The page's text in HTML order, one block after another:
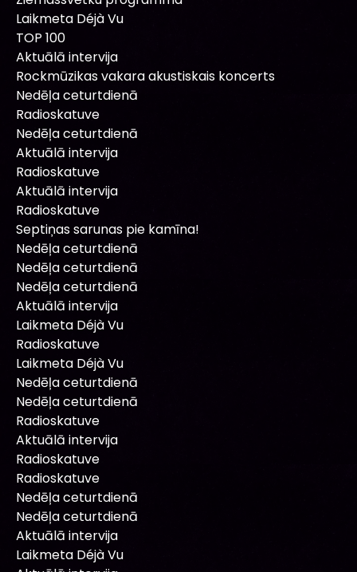
Laikmeta Déjà Vu
TOP 100
Aktuālā intervija
Rockmūzikas vakara akustiskais koncerts
Nedēļa ceturtdienā
Radioskatuve
Nedēļa ceturtdienā
Aktuālā intervija
Radioskatuve
Aktuālā intervija
Radioskatuve
Septiņas sarunas pie kamīna!
Nedēļa ceturtdienā
Nedēļa ceturtdienā
Nedēļa ceturtdienā
Aktuālā intervija
Laikmeta Déjà Vu
Radioskatuve
Laikmeta Déjà Vu
Nedēļa ceturtdienā
Nedēļa ceturtdienā
Radioskatuve
Aktuālā intervija
Radioskatuve
Radioskatuve
Nedēļa ceturtdienā
Nedēļa ceturtdienā
Aktuālā intervija
Laikmeta Déjà Vu